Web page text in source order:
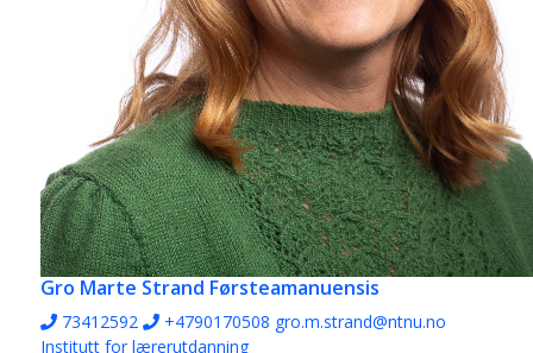
Gro Marte Strand Førsteamanuensis
73412592 +4790170508 gro.m.strand@ntnu.no
Institutt for lærerutdanning